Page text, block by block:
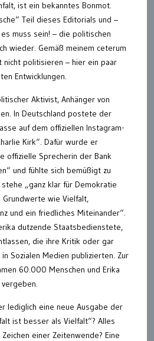
ist ein bekanntes Bonmot.
Teil dieses Editorials und –
muss sein! – die politischen
wieder. Gemäß meinem ceterum
nicht politisieren – hier ein paar
Entwicklungen.
Aktivist, Anhänger von
In Deutschland postete der
auf dem offiziellen Instagram-
Kirk“. Dafür wurde er
offizielle Sprecherin der Bank
und fühlte sich bemüßigt zu
„ganz klar für Demokratie
wie Vielfalt,
und ein friedliches Miteinander“.
dutzende Staatsbedienstete,
die ihre Kritik oder gar
Sozialen Medien publizierten. Zur
60.000 Menschen und Erika
lediglich eine neue Ausgabe der
ist besser als Vielfalt“? Alles
einer Zeitenwende? Eine